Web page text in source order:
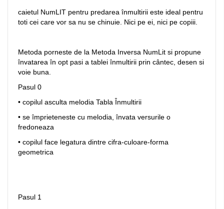
caietul NumLIT pentru predarea înmultirii este ideal pentru
toti cei care vor sa nu se chinuie. Nici pe ei, nici pe copiii.
Metoda porneste de la Metoda Inversa NumLit si propune
învatarea în opt pasi a tablei înmultirii prin cântec, desen si
voie buna.
Pasul 0
• copilul asculta melodia Tabla Înmultirii
• se împrieteneste cu melodia, învata versurile o
fredoneaza
• copilul face legatura dintre cifra-culoare-forma
geometrica
Pasul 1